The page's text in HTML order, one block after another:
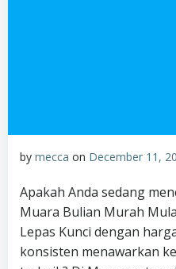
by mecca on December 11,
Apakah Anda sedang
Muara Bulian Murah
Lepas Kunci dengan
konsisten menawarkan